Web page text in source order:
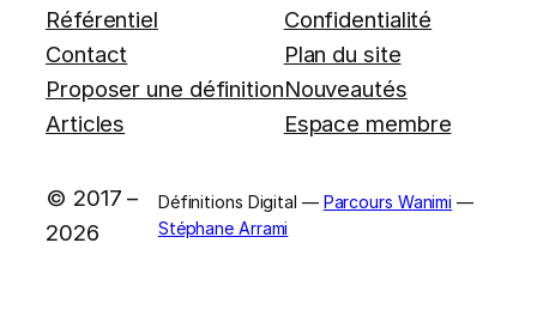
Référentiel
Contact
Proposer une définition
Articles
Confidentialité
Plan du site
Nouveautés
Espace membre
© 2017 –
2026
Définitions Digital — Parcours Wanimi —
Stéphane Arrami